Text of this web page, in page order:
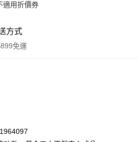
用折價券
方式
免運
款